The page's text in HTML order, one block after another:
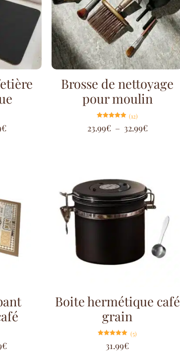
€
Brosse de nettoyage
pour moulin
4.92
sur 5
(12)
23.99€ – 32.99€
€
Boite hermétique café
grain
5.00
sur 5
(5)
31.99€